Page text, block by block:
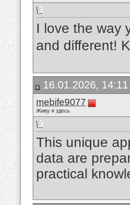
I love the way
and different!
16.01.2026, 14:11
mebife9077
Живу я здесь
This unique
data are
practical